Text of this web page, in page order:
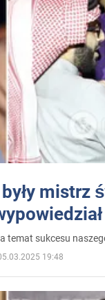
mistrz
temat sukcesu
19:48